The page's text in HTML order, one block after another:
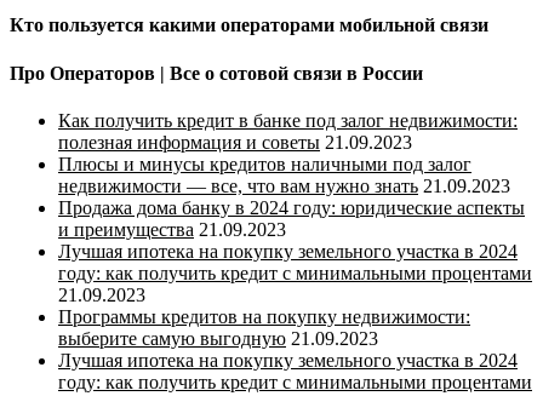
Кто пользуется какими операторами мобильной связи
Про Операторов | Все о сотовой связи в России
Как получить кредит в банке под залог недвижимости:
полезная информация и советы 21.09.2023
Плюсы и минусы кредитов наличными под залог
недвижимости — все, что вам нужно знать 21.09.2023
Продажа дома банку в 2024 году: юридические аспекты
и преимущества 21.09.2023
Лучшая ипотека на покупку земельного участка в 2024
году: как получить кредит с минимальными процентами
21.09.2023
Программы кредитов на покупку недвижимости:
выберите самую выгодную 21.09.2023
Лучшая ипотека на покупку земельного участка в 2024
году: как получить кредит с минимальными процентами